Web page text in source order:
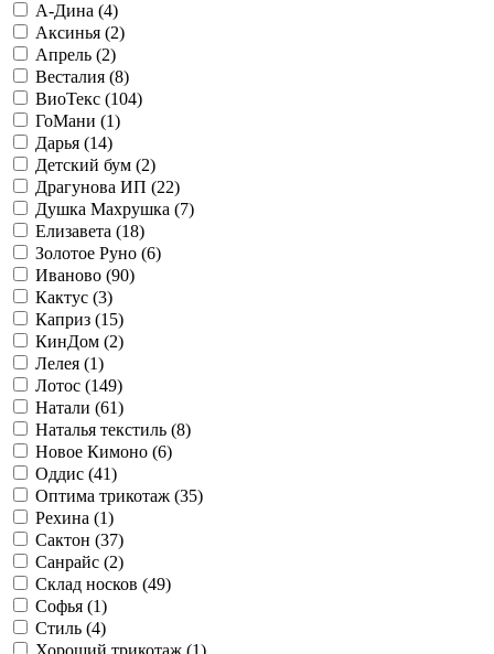
А-Дина (4)
Аксинья (2)
Апрель (2)
Весталия (8)
ВиоТекс (104)
ГоМани (1)
Дарья (14)
Детский бум (2)
Драгунова ИП (22)
Душка Махрушка (7)
Елизавета (18)
Золотое Руно (6)
Иваново (90)
Кактус (3)
Каприз (15)
КинДом (2)
Лелея (1)
Лотос (149)
Натали (61)
Наталья текстиль (8)
Новое Кимоно (6)
Оддис (41)
Оптима трикотаж (35)
Рехина (1)
Сактон (37)
Санрайс (2)
Склад носков (49)
Софья (1)
Стиль (4)